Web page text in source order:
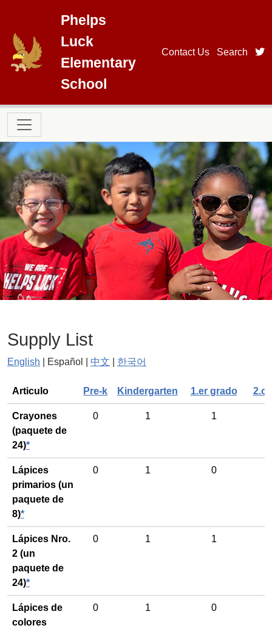
Phelps
Luck
Elementary
School
Contact Us Search
Main navigation
Supply List
English | Español | 中文 한국어
General
Articulo Pre-k Kindergarten 1.er grado 2.o
Crayones
(paquete de
24)*
0 1 1
Lápices
primarios (un
paquete de
8)*
0 1 0
Lápices Nro.
2 (un
paquete de
24)*
0 1 1
Lápices de
colores
0 1 0